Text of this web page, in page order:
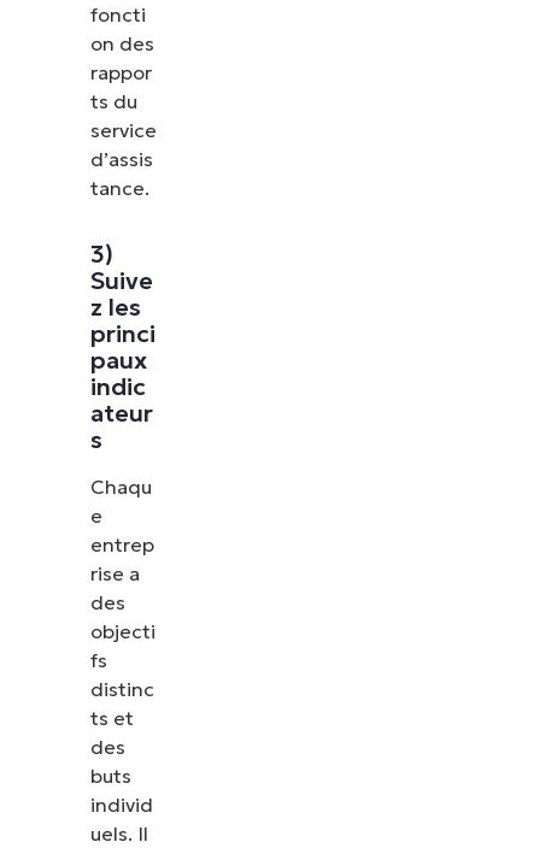
foncti
on des
rappor
ts du
service
d’assis
tance.
3)
Suive
z les
princi
paux
indic
ateur
s
Chaqu
e
entrep
rise a
des
objecti
fs
distinc
ts et
des
buts
individ
uels. Il